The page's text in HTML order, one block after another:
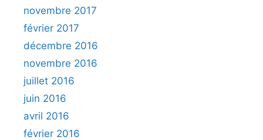
novembre 2017
février 2017
décembre 2016
novembre 2016
juillet 2016
juin 2016
avril 2016
février 2016